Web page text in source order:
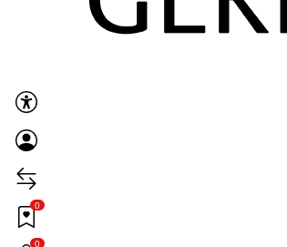
0
0